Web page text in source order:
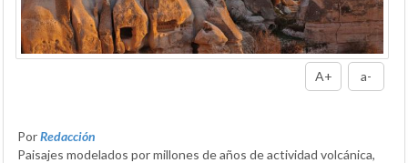
A+ a-
PorRedacción
Paisajes modelados por millones de años de actividad volcánica,